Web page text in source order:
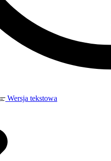
Wersja tekstowa